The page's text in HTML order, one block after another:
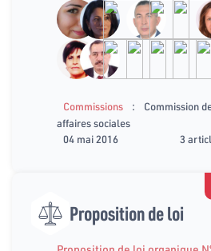
Commissions :
Commission
affaires sociales
04 mai 2016
3
Proposition de loi